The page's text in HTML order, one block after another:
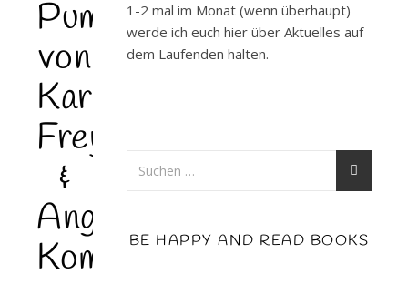
Pumpf”
von
Karin
Frey
&
Angela
Kommoss
1-2 mal im Monat (wenn überhaupt)
werde ich euch hier über Aktuelles auf
dem Laufenden halten.
BE HAPPY AND READ BOOKS